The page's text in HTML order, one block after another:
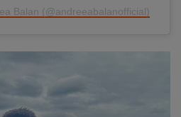
Balan (@andreeabalanofficial)